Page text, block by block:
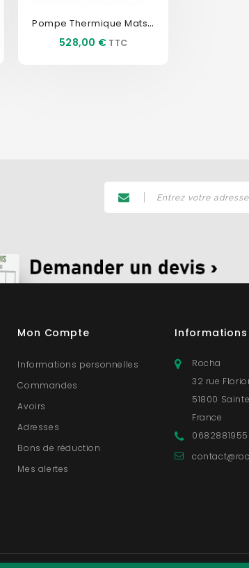
Pompe Thermique Matsusaka...
Prix
528,00 €
Mon Compte
Informations personnelles
Commandes
Avoirs
Adresses
Bons de réduction
Mes alertes
Informations
Rocha
32 rue
51800
France
0682881955